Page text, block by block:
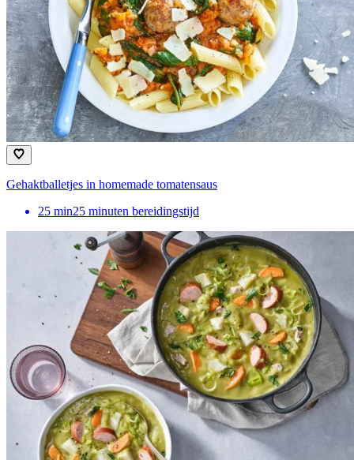
Gehaktballetjes in homemade tomatensaus
25 min25 minuten bereidingstijd